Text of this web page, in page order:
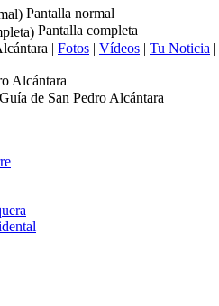
Pantalla normal
Pantalla completa
| Fotos | Vídeos | Tu Noticia |
Alcántara
Guía de San Pedro Alcántara